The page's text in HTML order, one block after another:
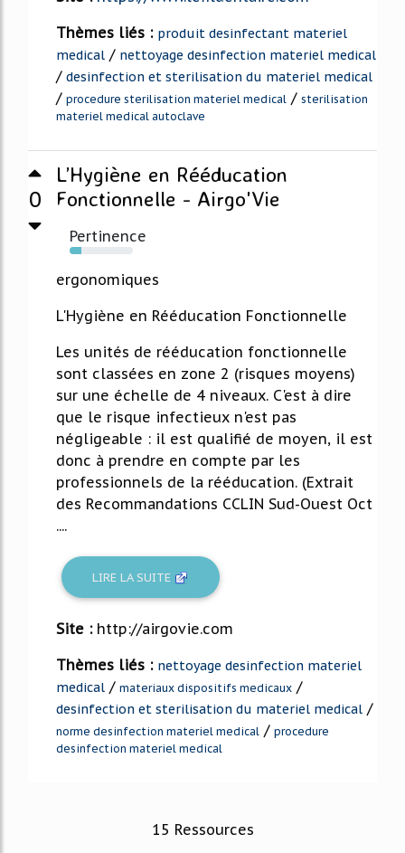
Thèmes liés : produit desinfectant materiel
medical / nettoyage desinfection materiel medical
/ desinfection et sterilisation du materiel medical
/ procedure sterilisation materiel medical / sterilisation
materiel medical autoclave
0
L’Hygiène en Rééducation
Fonctionnelle - Airgo'Vie
Pertinence
19%
ergonomiques
L'Hygiène en Rééducation Fonctionnelle
Les unités de rééducation fonctionnelle
sont classées en zone 2 (risques moyens)
sur une échelle de 4 niveaux. C'est à dire
que le risque infectieux n'est pas
négligeable : il est qualifié de moyen, il est
donc à prendre en compte par les
professionnels de la rééducation. (Extrait
des Recommandations CCLIN Sud-Ouest Oct
....
LIRE LA SUITE
Site : http://airgovie.com
Thèmes liés : nettoyage desinfection materiel
medical / materiaux dispositifs medicaux /
desinfection et sterilisation du materiel medical /
norme desinfection materiel medical / procedure
desinfection materiel medical
15 Ressources